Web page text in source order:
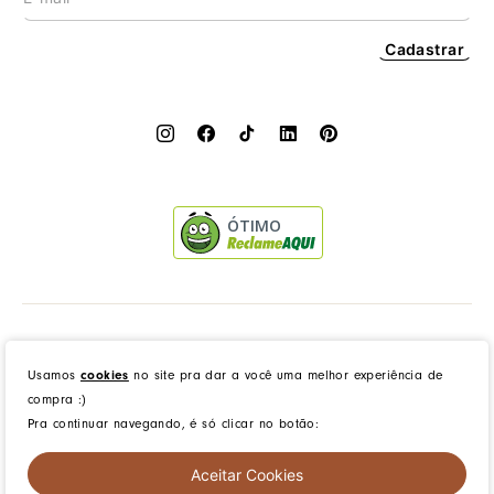
Usamos cookies no site pra dar a você uma melhor experiência de
compra :)
Pra continuar navegando, é só clicar no botão:
Aceitar Cookies
Cadastrar
ÓTIMO
created byCommerceGrowth| powered by